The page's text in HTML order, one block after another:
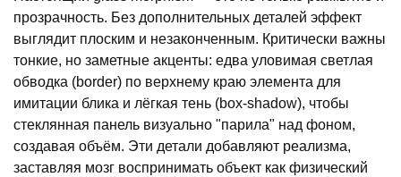
прозрачность. Без дополнительных деталей эффект
выглядит плоским и незаконченным. Критически важны
тонкие, но заметные акценты: едва уловимая светлая
обводка (border) по верхнему краю элемента для
имитации блика и лёгкая тень (box-shadow), чтобы
стеклянная панель визуально "парила" над фоном,
создавая объём. Эти детали добавляют реализма,
заставляя мозг воспринимать объект как физический